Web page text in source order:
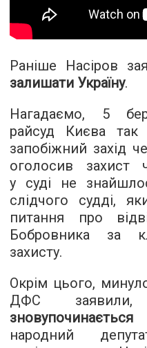
Раніше Насіров
залишати Україну.
Нагадаємо, 5
райсуд Києва
запобіжний захід
оголосив захист
у суді не
слідчого судді,
питання про
Бобровника за
захисту.
Окрім цього,
ДФС
народний